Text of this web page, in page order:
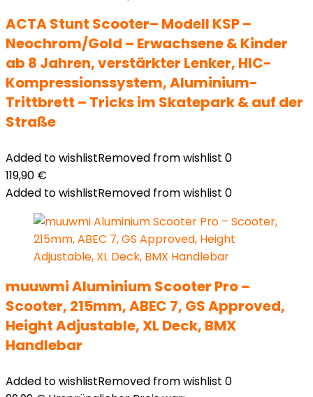
ACTA Stunt Scooter– Modell KSP –
Neochrom/Gold – Erwachsene & Kinder
ab 8 Jahren, verstärkter Lenker, HIC-
Kompressionssystem, Aluminium-
Trittbrett – Tricks im Skatepark & auf der
Straße
Added to wishlistRemoved from wishlist 0
119,90 €
Added to wishlistRemoved from wishlist 0
muuwmi Aluminium Scooter Pro –
Scooter, 215mm, ABEC 7, GS Approved,
Height Adjustable, XL Deck, BMX
Handlebar
Added to wishlistRemoved from wishlist 0